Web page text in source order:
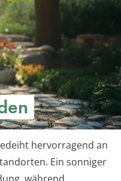
hervorragend an
Ein sonniger